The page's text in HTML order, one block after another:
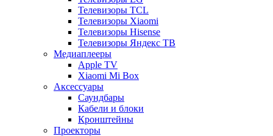
Телевизоры TCL
Телевизоры Xiaomi
Телевизоры Hisense
Телевизоры Яндекс ТВ
Медиаплееры
Apple TV
Xiaomi Mi Box
Аксессуары
Саундбары
Кабели и блоки
Кронштейны
Проекторы